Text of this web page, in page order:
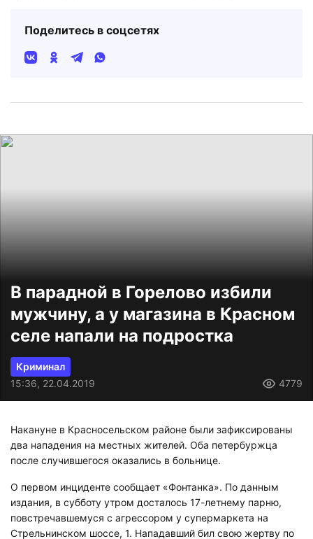
Поделитесь в соцсетях
В парадной в Горелово избили
мужчину, а у магазина в Красном
селе напали на подростка
Криминал
15:36, 22.04.2019
4779
Накануне в Красносельском районе были зафиксированы
два нападения на местных жителей. Оба петербуржца
после случившегося оказались в больнице.
О первом инциденте сообщает «Фонтанка». По данным
издания, в субботу утром досталось 17-летнему парню,
повстречавшемуся с агрессором у супермаркета на
Стрельнинском шоссе, 1. Нападавший бил свою жертву по